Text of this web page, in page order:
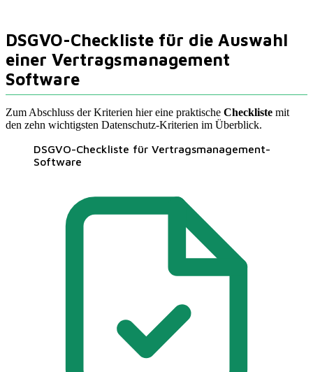
DSGVO-Checkliste für die Auswahl
einer Vertragsmanagement
Software
Zum Abschluss der Kriterien hier eine praktische Checkliste mit
den zehn wichtigsten Datenschutz-Kriterien im Überblick.
DSGVO-Checkliste für Vertragsmanagement-
Software